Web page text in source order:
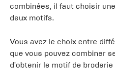
combinées, il faut choisir
deux motifs.
Vous avez le choix entre
que vous pouvez combiner
d'obtenir le motif de